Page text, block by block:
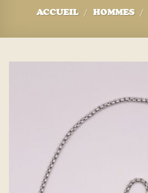
ACCUEIL / HOMMES /